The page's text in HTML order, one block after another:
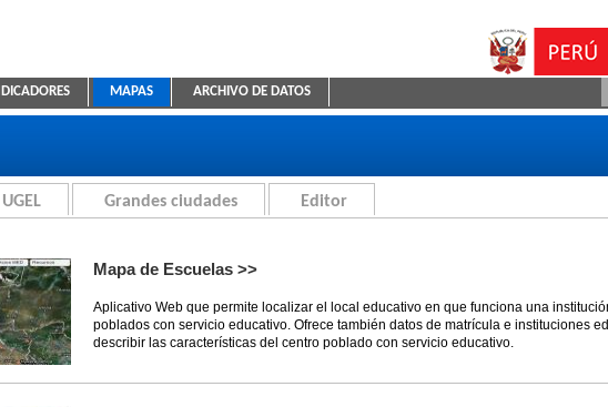
MAPAS ARCHIVO DE DATOS
Grandes ciudades Editor
Mapa de Escuelas >>
Aplicativo Web que permite localizar el local educativo en que funciona una
poblados con servicio educativo. Ofrece también datos de matrícula e instituciones
describir las características del centro poblado con servicio educativo.